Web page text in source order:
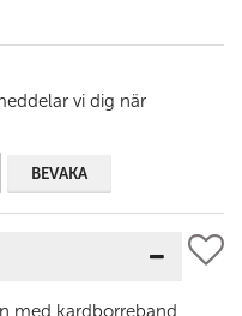
vi dig när
BEVAKA
med kardborreband,